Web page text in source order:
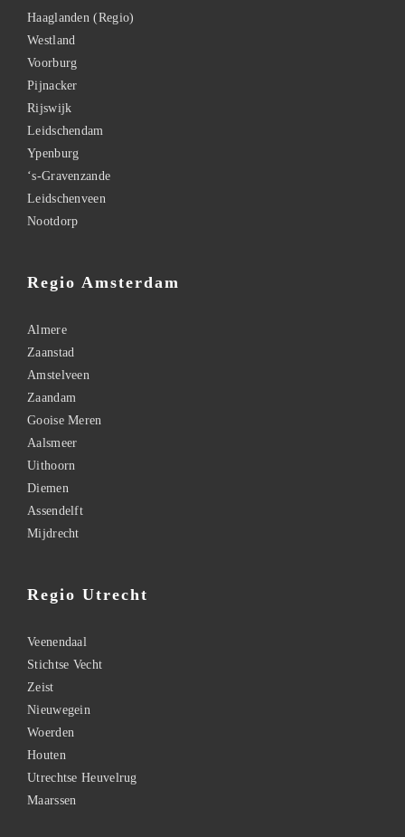
Haaglanden (Regio)
Westland
Voorburg
Pijnacker
Rijswijk
Leidschendam
Ypenburg
‘s-Gravenzande
Leidschenveen
Nootdorp
Regio Amsterdam
Almere
Zaanstad
Amstelveen
Zaandam
Gooise Meren
Aalsmeer
Uithoorn
Diemen
Assendelft
Mijdrecht
Regio Utrecht
Veenendaal
Stichtse Vecht
Zeist
Nieuwegein
Woerden
Houten
Utrechtse Heuvelrug
Maarssen